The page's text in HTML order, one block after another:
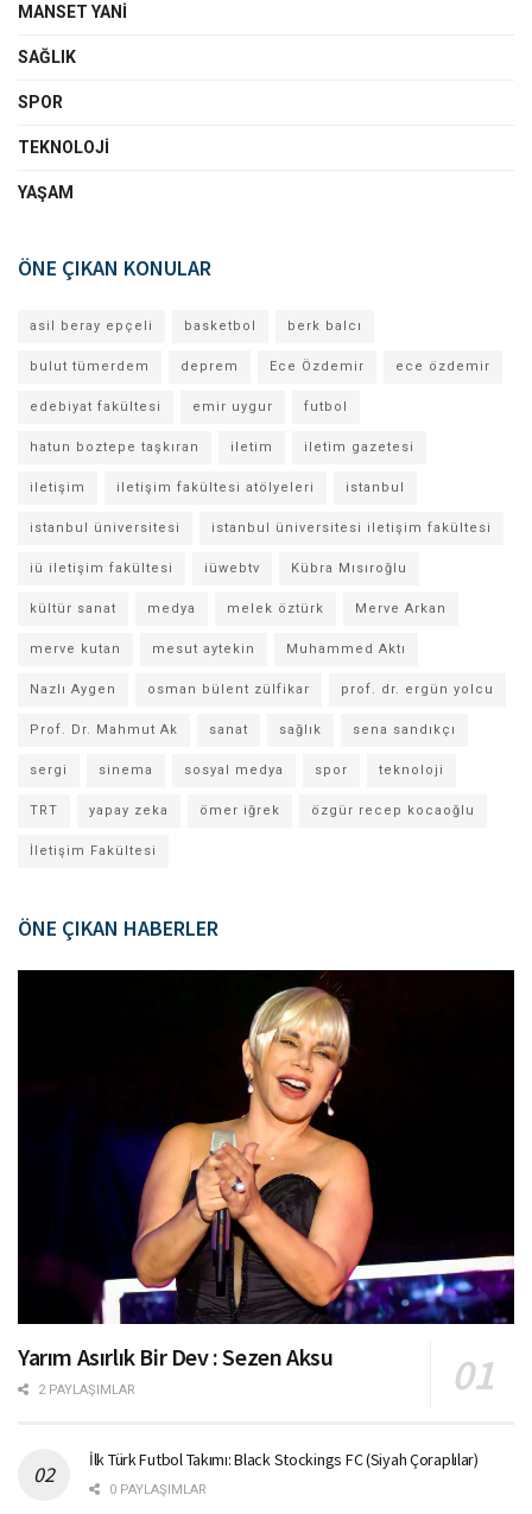
MANSET YANI
SAĞLIK
SPOR
TEKNOLOJI
YAŞAM
ÖNE ÇIKAN KONULAR
asil beray epçeli basketbol berk balcı
bulut tümerdem deprem Ece Özdemir ece özdemir
edebiyat fakültesi emir uygur futbol
hatun boztepe taşkıran iletim iletim gazetesi
iletişim iletişim fakültesi atölyeleri istanbul
istanbul üniversitesi istanbul üniversitesi iletişim fakültesi
iü iletişim fakültesi iüwebtv Kübra Mısıroğlu
kültür sanat medya melek öztürk Merve Arkan
merve kutan mesut aytekin Muhammed Aktı
Nazlı Aygen osman bülent zülfikar prof. dr. ergün yolcu
Prof. Dr. Mahmut Ak sanat sağlık sena sandıkçı
sergi sinema sosyal medya spor teknoloji
TRT yapay zeka ömer iğrek özgür recep kocaoğlu
İletişim Fakültesi
ÖNE ÇIKAN HABERLER
Yarım Asırlık Bir Dev : Sezen Aksu
2 PAYLAŞIMLAR
İlk Türk Futbol Takımı: Black Stockings FC (Siyah Çoraplılar)
0 PAYLAŞIMLAR